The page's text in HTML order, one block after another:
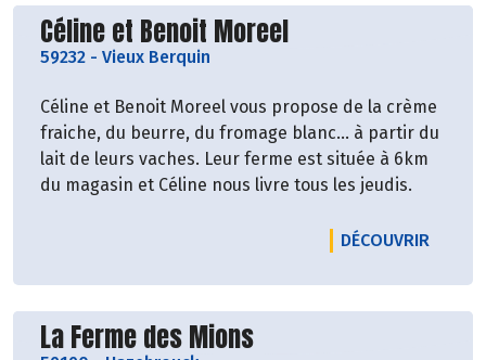
Découvrir le producteur
Céline et Benoit Moreel
59232 - Vieux Berquin
Céline et Benoit Moreel vous propose de la crème
fraiche, du beurre, du fromage blanc... à partir du
lait de leurs vaches. Leur ferme est située à 6km
du magasin et Céline nous livre tous les jeudis.
DÉCOUVRIR
Découvrir le producteur
La Ferme des Mions